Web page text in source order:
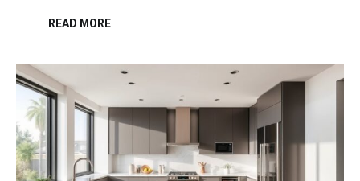
READ MORE